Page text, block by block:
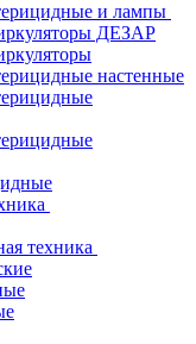
и лампы
ДЕЗАР
настенные
техника